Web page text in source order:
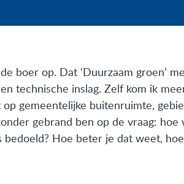
boer op. Dat ‘Duurzaam groen’
technische inslag. Zelf kom ik
gemeentelijke buitenruimte,
gebrand ben op de vraag:
Hoe beter je dat weet,